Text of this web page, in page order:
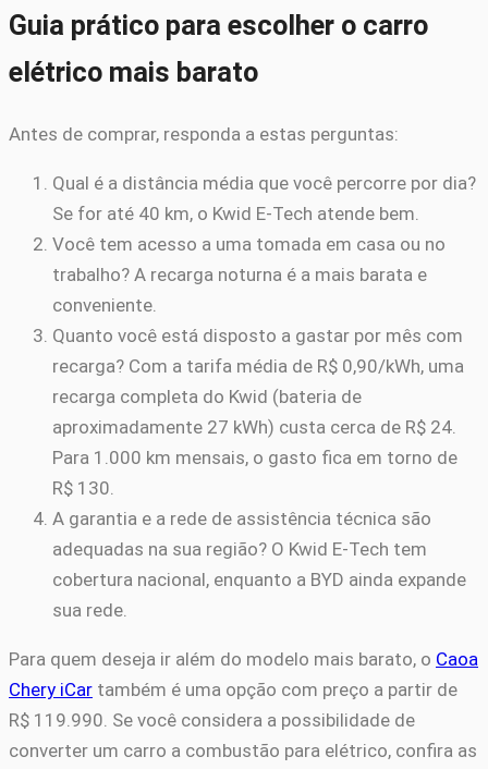
Guia prático para escolher o carro
elétrico mais barato
Antes de comprar, responda a estas perguntas:
Qual é a distância média que você percorre por dia?
Se for até 40 km, o Kwid E-Tech atende bem.
Você tem acesso a uma tomada em casa ou no
trabalho? A recarga noturna é a mais barata e
conveniente.
Quanto você está disposto a gastar por mês com
recarga? Com a tarifa média de R$ 0,90/kWh, uma
recarga completa do Kwid (bateria de
aproximadamente 27 kWh) custa cerca de R$ 24.
Para 1.000 km mensais, o gasto fica em torno de
R$ 130.
A garantia e a rede de assistência técnica são
adequadas na sua região? O Kwid E-Tech tem
cobertura nacional, enquanto a BYD ainda expande
sua rede.
Para quem deseja ir além do modelo mais barato, o Caoa
Chery iCar também é uma opção com preço a partir de
R$ 119.990. Se você considera a possibilidade de
converter um carro a combustão para elétrico, confira as